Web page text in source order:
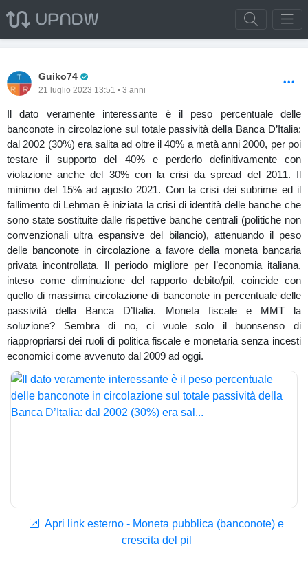
Guiko74
21 luglio 2023 13:51 • 3 anni
Il dato veramente interessante è il peso percentuale delle
banconote in circolazione sul totale passività della Banca D’Italia:
dal 2002 (30%) era salita ad oltre il 40% a metà anni 2000, per poi
testare il supporto del 40% e perderlo definitivamente con
violazione anche del 30% con la crisi da spread del 2011. Il
minimo del 15% ad agosto 2021. Con la crisi dei subrime ed il
fallimento di Lehman è iniziata la crisi di identità delle banche che
sono state sostituite dalle rispettive banche centrali (politiche non
convenzionali ultra espansive del bilancio), attenuando il peso
delle banconote in circolazione a favore della moneta bancaria
privata incontrollata. Il periodo migliore per l’economia italiana,
inteso come diminuzione del rapporto debito/pil, coincide con
quello di massima circolazione di banconote in percentuale delle
passività della Banca D’Italia. Moneta fiscale e MMT la
soluzione? Sembra di no, ci vuole solo il buonsenso di
riappropriarsi dei ruoli di politica fiscale e monetaria senza incesti
economici come avvenuto dal 2009 ad oggi.
Apri link esterno - Moneta pubblica (banconote) e
crescita del pil